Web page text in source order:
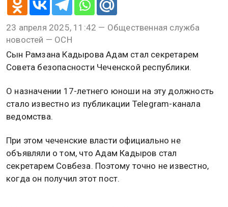
23 апреля 2025, 11:42 — Общественная служба
новостей — ОСН
Сын Рамзана Кадырова Адам стал секретарем
Совета безопасности Чеченской республики.
О назначении 17-летнего юноши на эту должность
стало известно из публикации Telegram-канала
ведомства.
При этом чеченские власти официально не
объявляли о том, что Адам Кадыров стал
секретарем Совбеза. Поэтому точно не известно,
когда он получил этот пост.